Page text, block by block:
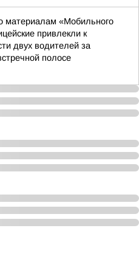
материалам «Мобильного
привлекли к
двух водителей за
полосе